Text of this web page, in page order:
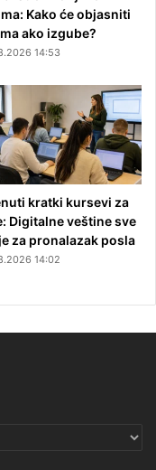
Kako će objasniti
ako izgube?
14:53
kratki kursevi za
Digitalne veštine sve
za pronalazak posla
14:02